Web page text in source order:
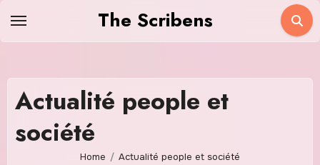
The Scribens
Actualité people et
société
Home Actualité people et société